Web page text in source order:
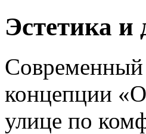
Эстетика и
Современный
концепции
улице по